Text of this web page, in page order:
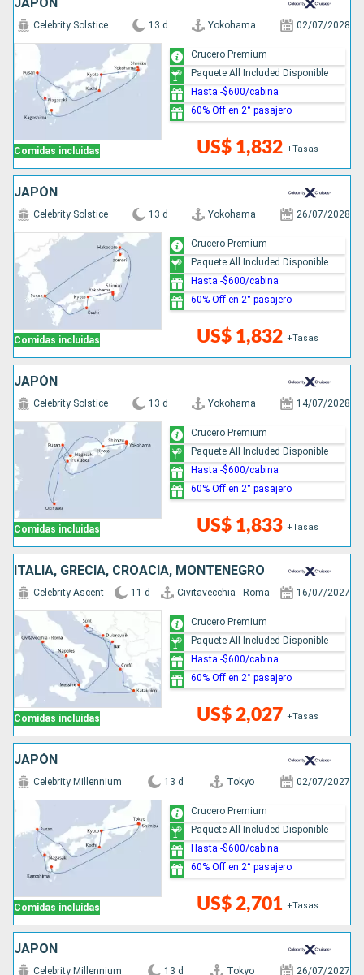
JAPÓN
Comidas incluidas
Celebrity Solstice 13 d Yokohama 02/07/2028
US$ 1,832 +Tasas
Crucero Premium
Paquete All Included Disponible
Hasta -$600/cabina
60% Off en 2° pasajero
JAPÓN
Comidas incluidas
Celebrity Solstice 13 d Yokohama 26/07/2028
US$ 1,832 +Tasas
Crucero Premium
Paquete All Included Disponible
Hasta -$600/cabina
60% Off en 2° pasajero
JAPÓN
Comidas incluidas
Celebrity Solstice 13 d Yokohama 14/07/2028
US$ 1,833 +Tasas
Crucero Premium
Paquete All Included Disponible
Hasta -$600/cabina
60% Off en 2° pasajero
ITALIA, GRECIA, CROACIA, MONTENEGRO
Comidas incluidas
Celebrity Ascent 11 d Civitavecchia - Roma 16/07/2027
US$ 2,027 +Tasas
Crucero Premium
Paquete All Included Disponible
Hasta -$600/cabina
60% Off en 2° pasajero
JAPÓN
Comidas incluidas
Celebrity Millennium 13 d Tokyo 02/07/2027
US$ 2,701 +Tasas
Crucero Premium
Paquete All Included Disponible
Hasta -$600/cabina
60% Off en 2° pasajero
JAPÓN
Celebrity Millennium 13 d Tokyo 26/07/2027